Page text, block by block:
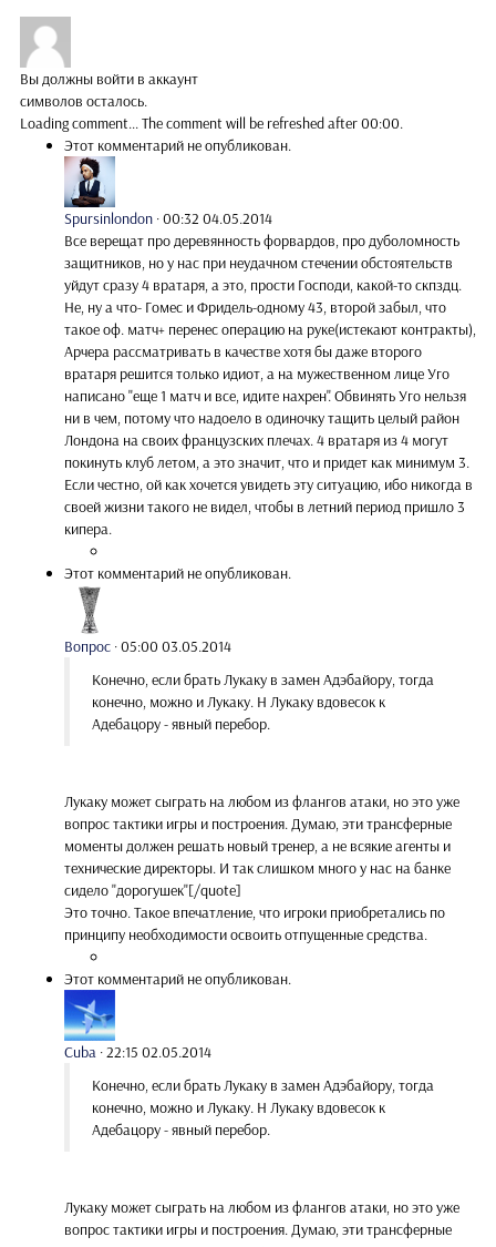
Вы должны войти в аккаунт
символов осталось.
Loading comment...The comment will be refreshed after00:00.
Этот комментарий не опубликован.
Spursinlondon ·00:32 04.05.2014
Все верещат про деревянность форвардов, про дуболомность
защитников, но у нас при неудачном стечении обстоятельств
уйдут сразу 4 вратаря, а это, прости Господи, какой-то скпздц.
Не, ну а что- Гомес и Фридель-одному 43, второй забыл, что
такое оф. матч+ перенес операцию на руке(истекают контракты),
Арчера рассматривать в качестве хотя бы даже второго
вратаря решится только идиот, а на мужественном лице Уго
написано "еще 1 матч и все, идите нахрен". Обвинять Уго нельзя
ни в чем, потому что надоело в одиночку тащить целый район
Лондона на своих французских плечах. 4 вратаря из 4 могут
покинуть клуб летом, а это значит, что и придет как минимум 3.
Если честно, ой как хочется увидеть эту ситуацию, ибо никогда в
своей жизни такого не видел, чтобы в летний период пришло 3
кипера.
Этот комментарий не опубликован.
Вопрос ·05:00 03.05.2014
Конечно, если брать Лукаку в замен Адэбайору, тогда
конечно, можно и Лукаку. Н Лукаку вдовесок к
Адебацору - явный перебор.
Лукаку может сыграть на любом из флангов атаки, но это уже
вопрос тактики игры и построения. Думаю, эти трансферные
моменты должен решать новый тренер, а не всякие агенты и
технические директоры. И так слишком много у нас на банке
сидело "дорогушек"[/quote]
Это точно. Такое впечатление, что игроки приобретались по
принципу необходимости освоить отпущенные средства.
Этот комментарий не опубликован.
Cuba ·22:15 02.05.2014
Конечно, если брать Лукаку в замен Адэбайору, тогда
конечно, можно и Лукаку. Н Лукаку вдовесок к
Адебацору - явный перебор.
Лукаку может сыграть на любом из флангов атаки, но это уже
вопрос тактики игры и построения. Думаю, эти трансферные